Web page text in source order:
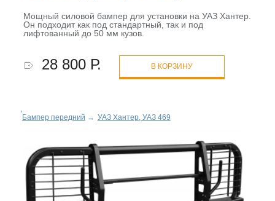
Мощный силовой бампер для установки на УАЗ Хантер.
Он подходит как под стандартный, так и под
лифтованный до 50 мм кузов.
28 800 Р. В КОРЗИНУ
Бампер передний → УАЗ Хантер, УАЗ 469